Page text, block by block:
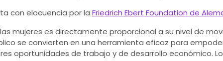
con elocuencia por la Friedrich Ebert Foundation de
mujeres es directamente proporcional a su nivel de
se convierten en una herramienta eficaz para
oportunidades de trabajo y de desarrollo económico.